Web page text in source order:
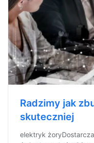
Radzimy jak
skuteczniej
elektryk